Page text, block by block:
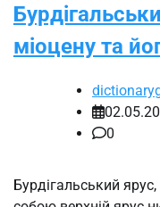
міоцену та
0
Бурдігальський